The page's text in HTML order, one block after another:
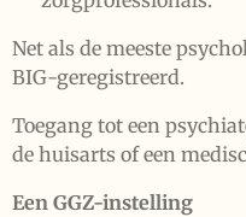
Net als de meeste
BIG-geregistreerd.
Toegang tot een
de huisarts of een
Een GGZ-instelling